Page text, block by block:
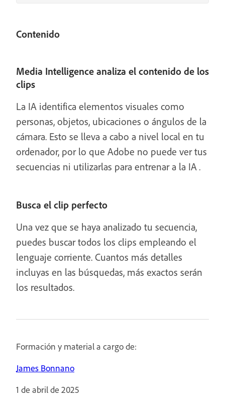
Contenido
Media Intelligence analiza el contenido de los
clips
La IA identifica elementos visuales como
personas, objetos, ubicaciones o ángulos de la
cámara. Esto se lleva a cabo a nivel local en tu
ordenador, por lo que Adobe no puede ver tus
secuencias ni utilizarlas para entrenar a la IA .
Busca el clip perfecto
Una vez que se haya analizado tu secuencia,
puedes buscar todos los clips empleando el
lenguaje corriente. Cuantos más detalles
incluyas en las búsquedas, más exactos serán
los resultados.
Formación y material a cargo de:
James Bonnano
1 de abril de 2025